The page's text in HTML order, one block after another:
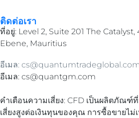
ติดต่อเรา
ที่อยู่: Level 2, Suite 201 The
Ebene, Mauritius
อีเมล:
อีเมล: cs@quantgm.com
คำเตือนความเสี่ยง: CFD เป็นผลิตภัณฑ์
เสี่ยงสูงต่อเงินทุนของคุณ การซื้อขายไ